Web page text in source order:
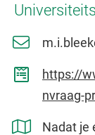
https://
nvraag-
Nadat je